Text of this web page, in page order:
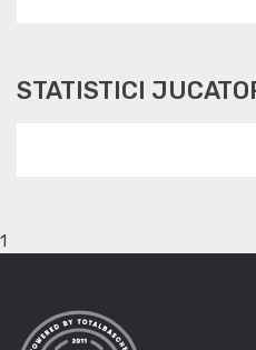
STATISTICI
1